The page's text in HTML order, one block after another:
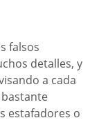
falsos
detalles, y
a cada
estafadores o